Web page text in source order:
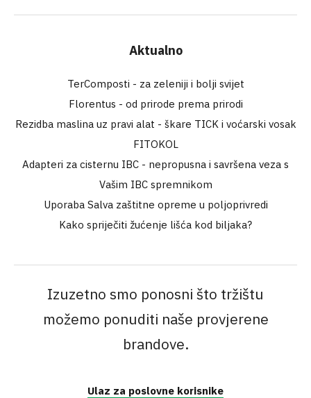
Aktualno
TerComposti - za zeleniji i bolji svijet
Florentus - od prirode prema prirodi
Rezidba maslina uz pravi alat - škare TICK i voćarski vosak
FITOKOL
Adapteri za cisternu IBC - nepropusna i savršena veza s
Vašim IBC spremnikom
Uporaba Salva zaštitne opreme u poljoprivredi
Kako spriječiti žućenje lišća kod biljaka?
Izuzetno smo ponosni što tržištu
možemo ponuditi naše provjerene
brandove.
Ulaz za poslovne korisnike